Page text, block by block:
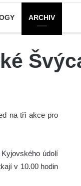
ARCHIV
na tři akce pro
údolí
v 10.00 hodin